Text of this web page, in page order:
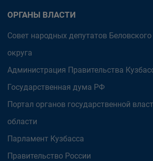
ОРГАНЫ ВЛАСТИ
Совет народных депутатов Беловского
округа
Администрация Правительства
Государственная дума РФ
Портал органов государственной
области
Парламент Кузбасса
Правительство России